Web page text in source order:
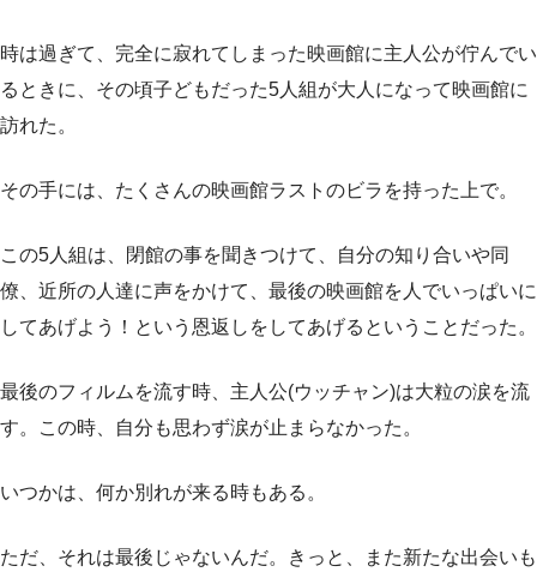
時は過ぎて、完全に寂れてしまった映画館に主人公が佇んでい
るときに、その頃子どもだった5人組が大人になって映画館に
訪れた。
その手には、たくさんの映画館ラストのビラを持った上で。
この5人組は、閉館の事を聞きつけて、自分の知り合いや同
僚、近所の人達に声をかけて、最後の映画館を人でいっぱいに
してあげよう！という恩返しをしてあげるということだった。
最後のフィルムを流す時、主人公(ウッチャン)は大粒の涙を流
す。この時、自分も思わず涙が止まらなかった。
いつかは、何か別れが来る時もある。
ただ、それは最後じゃないんだ。きっと、また新たな出会いも